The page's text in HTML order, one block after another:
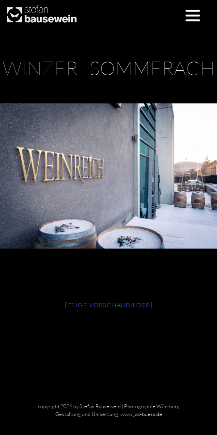
toWINZER SOMMERACH
[ZEIGE VORSCHAUBILDER]
copyright 2026 by Stefan Bausewein | Photographie Würzburg
Gestaltung und Umsetzung: www.jos-buero.de